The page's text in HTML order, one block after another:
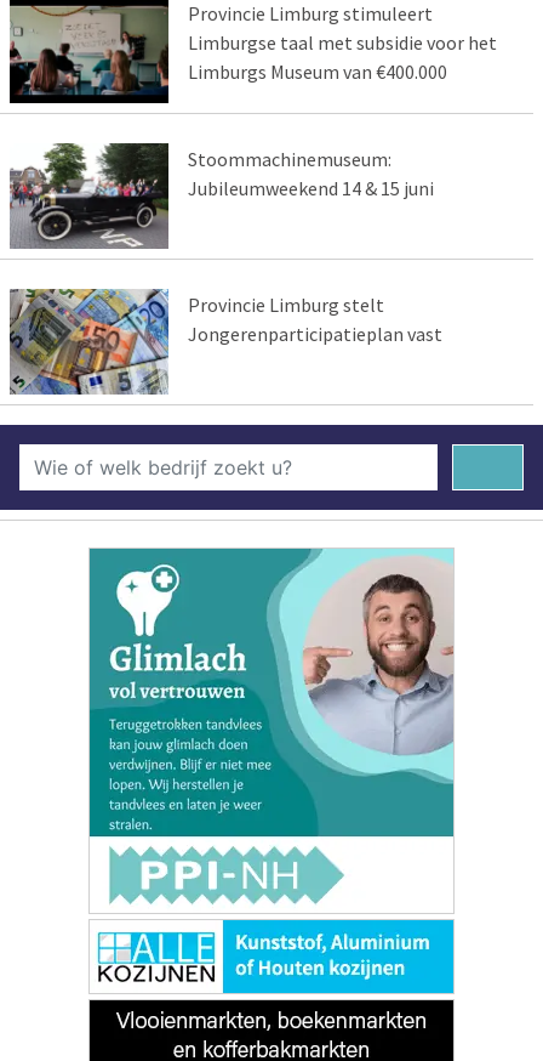
Provincie Limburg stimuleert
Limburgse taal met subsidie voor het
Limburgs Museum van €400.000
Stoommachinemuseum:
Jubileumweekend 14 & 15 juni
Provincie Limburg stelt
Jongerenparticipatieplan vast